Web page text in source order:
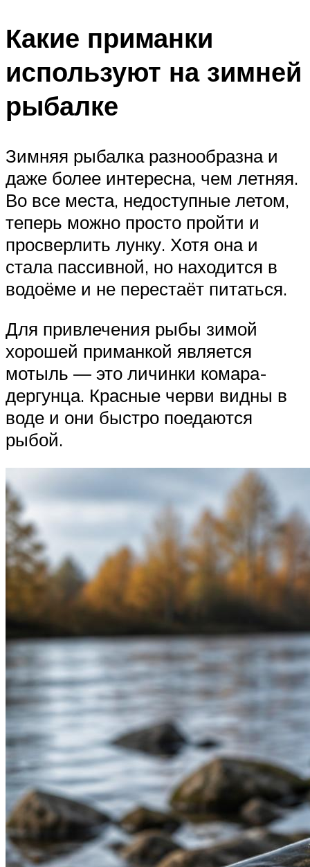
Какие приманки
используют на зимней
рыбалке
Зимняя рыбалка разнообразна и
даже более интересна, чем летняя.
Во все места, недоступные летом,
теперь можно просто пройти и
просверлить лунку. Хотя она и
стала пассивной, но находится в
водоёме и не перестаёт питаться.
Для привлечения рыбы зимой
хорошей приманкой является
мотыль — это личинки комара-
дергунца. Красные черви видны в
воде и они быстро поедаются
рыбой.